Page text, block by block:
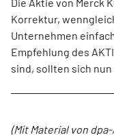
Korrektur,
Unternehmen
Empfehlung des
sind, sollten sich
(Mit Material von dpa-